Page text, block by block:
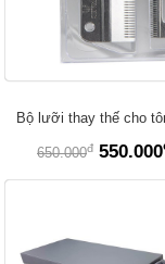
Bộ lưỡi thay thế cho
650.000đ 550.000